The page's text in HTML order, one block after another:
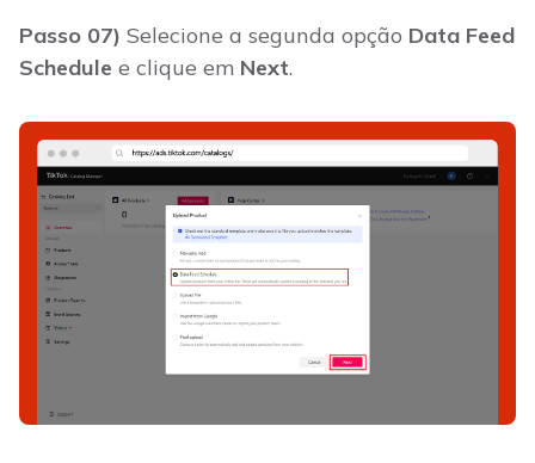
Passo 07) Selecione a segunda opção Data Feed
Schedule e clique em Next.